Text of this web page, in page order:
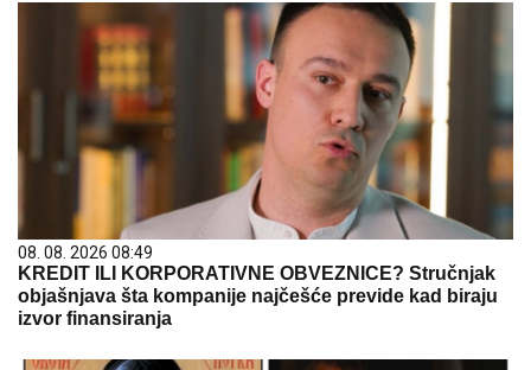
08. 08. 2026 08:49
KREDIT ILI KORPORATIVNE OBVEZNICE? Stručnjak
objašnjava šta kompanije najčešće previde kad biraju
izvor finansiranja